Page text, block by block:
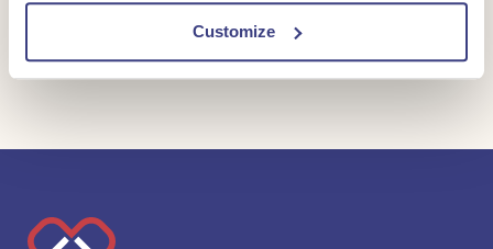
Customize
Ga naar opleidingsetalage.nl
Keer